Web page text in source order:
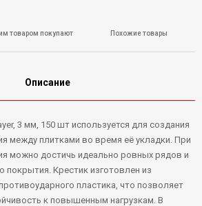
товаром покупают Похожие товары
Описание
3 мм, 150 шт используется для создания
между плитками во время её укладки. При
можно достичь идеально ровных рядов и
покрытия. Крестик изготовлен из
пластика, что позволяет
к повышенным нагрузкам. В